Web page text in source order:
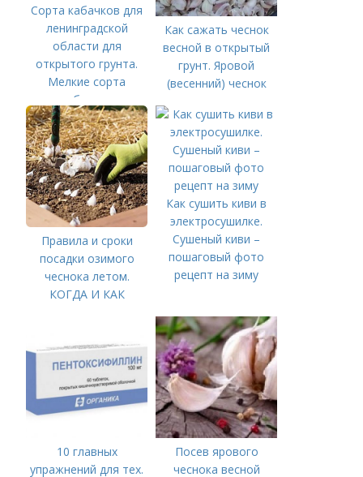
Сорта кабачков для
ленинградской
области для
открытого грунта.
Мелкие сорта
кабачков
Как сажать чеснок
весной в открытый
грунт. Яровой
(весенний) чеснок
Правила и сроки
посадки озимого
чеснока летом.
КОГДА И КАК
ЧЕСНОК
Как сушить киви в
электросушилке.
Сушеный киви –
пошаговый фото
рецепт на зиму
10 главных
упражнений для тех.
Посев ярового
чеснока весной